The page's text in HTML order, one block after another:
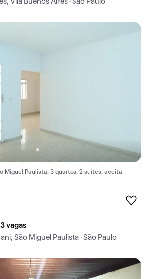
Vila Buenos Aires · São Paulo
Miguel Paulista, 3 quartos, 2 suítes, aceita
3 vagas
São Miguel Paulista · São Paulo